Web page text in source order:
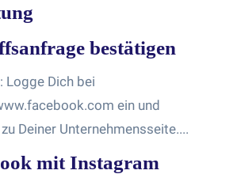
bestätigen
Logge Dich bei
ein und
Deiner Unternehmensseite....
mit Instagram